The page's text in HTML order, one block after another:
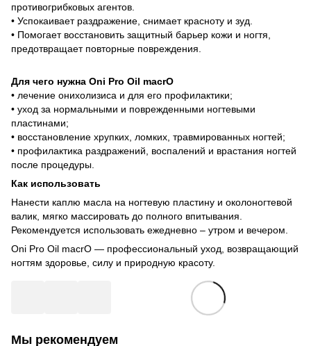
противогрибковых агентов.
• Успокаивает раздражение, снимает красноту и зуд.
• Помогает восстановить защитный барьер кожи и ногтя,
предотвращает повторные повреждения.
Для чего нужна Oni Pro Oil macrO
• лечение онихолизиса и для его профилактики;
• уход за нормальными и поврежденными ногтевыми
пластинами;
• восстановление хрупких, ломких, травмированных ногтей;
• профилактика раздражений, воспалений и врастания ногтей
после процедуры.
Как использовать
Нанести каплю масла на ногтевую пластину и околоногтевой
валик, мягко массировать до полного впитывания.
Рекомендуется использовать ежедневно – утром и вечером.
Oni Pro Oil macrO — профессиональный уход, возвращающий
ногтям здоровье, силу и природную красоту.
Мы рекомендуем